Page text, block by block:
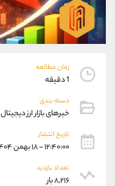
زمان مطالعه
1 دقیقه
دسته بندی
خبرهای بازار ارز دیجیتال
تاریخ انتشار
۱۲:۴۰:۰۰ - ۱۸ بهمن ۱۴۰۴
تعداد بازدید
۸,۲۱۶ بار
واتساپ
تلگرام
پشتیبان فروش
موبایل
واتساپ
تلگرام
داخلی
اطلاعات تماس